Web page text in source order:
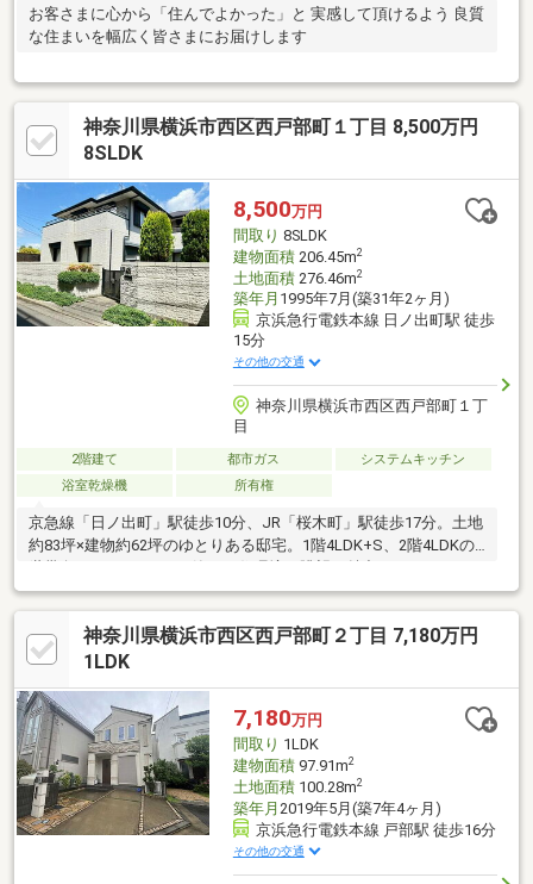
お客さまに心から「住んでよかった」と 実感して頂けるよう 良質
な住まいを幅広く皆さまにお届けします
神奈川県横浜市西区西戸部町１丁目 8,500万円
8SLDK
8,500万円
間取り 8SLDK
建物面積206.45m2
土地面積276.46m2
築年月 1995年7月(築31年2ヶ月)
京浜急行電鉄本線 日ノ出町駅 徒歩
15分
その他の交通
神奈川県横浜市西区西戸部町１丁
目
2階建て 都市ガス
システムキッチン
浴室乾燥機
所有権
京急線「日ノ出町」駅徒歩10分、JR「桜木町」駅徒歩17分。土地
約83坪×建物約62坪のゆとりある邸宅。1階4LDK+S、2階4LDKの2
神奈川県横浜市西区西戸部町２丁目 7,180万円
1LDK
7,180万円
間取り 1LDK
建物面積97.91m2
土地面積100.28m2
築年月 2019年5月(築7年4ヶ月)
京浜急行電鉄本線 戸部駅 徒歩16分
その他の交通